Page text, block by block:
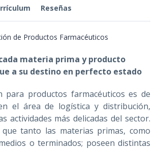
Reseñas
materia prima y producto
a su destino en perfecto estado
para productos farmacéuticos es de
el área de logística y distribución,
actividades más delicadas del sector.
tanto las materias primas, como
o terminados; poseen distintas